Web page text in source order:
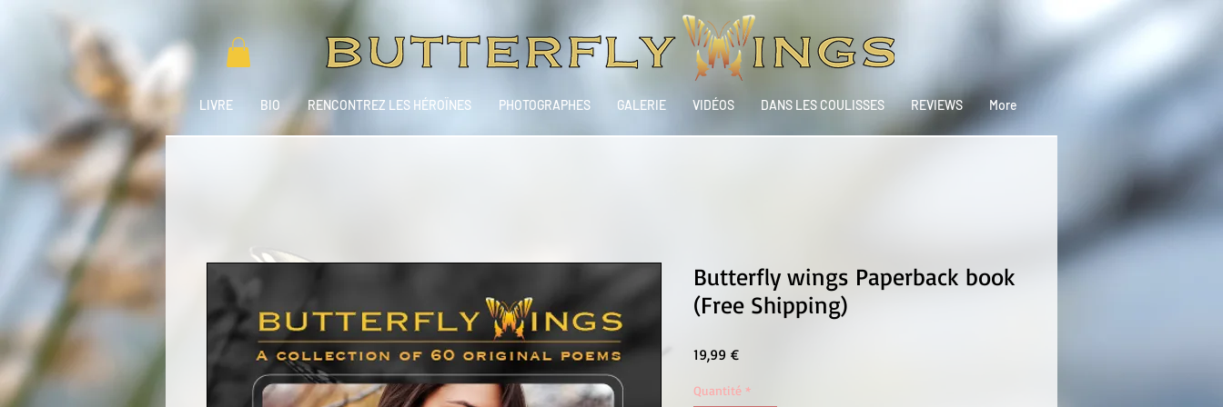
LIVRE BIO RENCONTREZ LES HÉROÏNES PHOTOGRAPHES GALERIE VIDÉOS DANS LES COULISSES REVIEWS More
Butterfly wings Paperback book
(Free Shipping)
19,99 €Prix
Quantité *